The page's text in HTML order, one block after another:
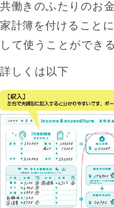
共働きのふたりのお
家計簿を付けること
して使うことができ
詳しくは以下